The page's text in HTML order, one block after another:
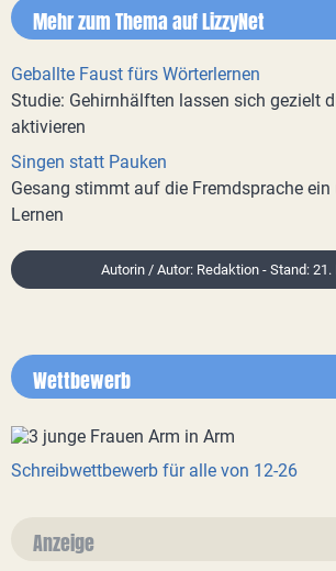
Mehr zum Thema auf LizzyNet
Geballte Faust fürs Wörterlernen
Studie: Gehirnhälften lassen sich gezielt
aktivieren
Singen statt Pauken
Gesang stimmt auf die Fremdsprache
Lernen
Autorin / Autor: Redaktion - Stand: 21.
Wettbewerb
Schreibwettbewerb für alle von 12-26
Anzeige